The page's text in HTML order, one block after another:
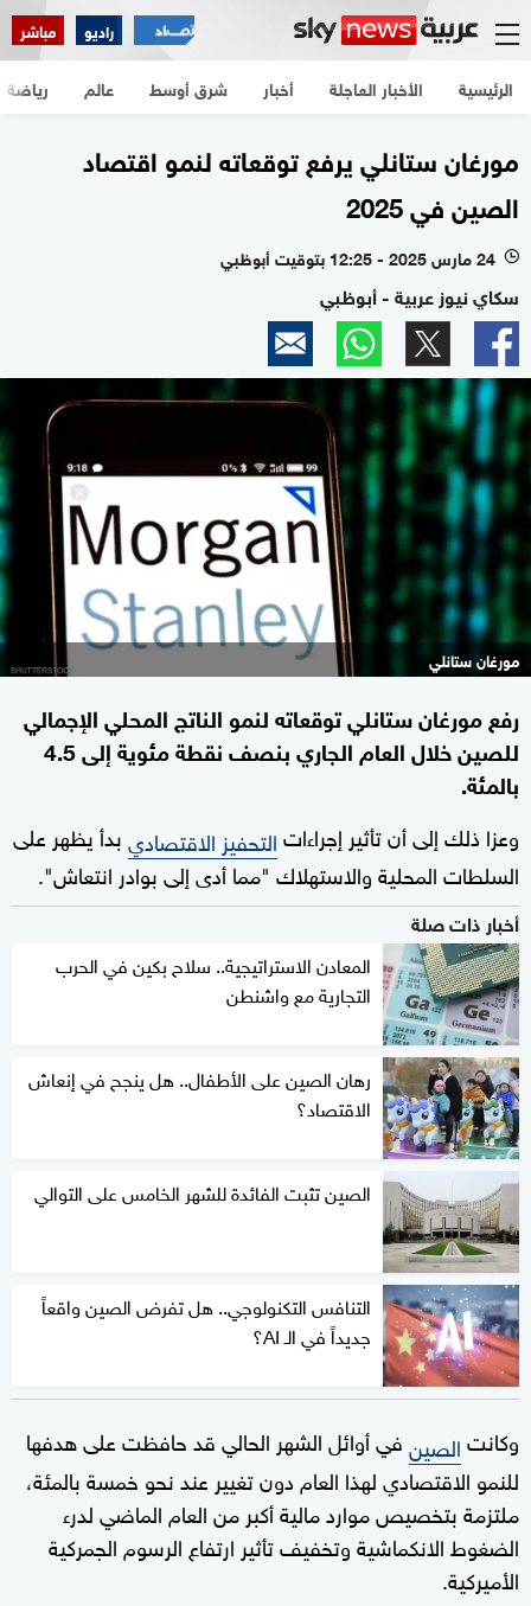
راديو مباشر
الرئيسية الأخبار العاجلة أخبار شرق أوسط عالم رياضة
مورغان ستانلي يرفع توقعاته لنمو اقتصاد
الصين في 2025
l 24 مارس 2025 - 12:25 بتوقيت أبوظبي
سكاي نيوز عربية - أبوظبي
مورغان ستانلي
رفع مورغان ستانلي توقعاته لنمو الناتج المحلي الإجمالي
للصين خلال العام الجاري بنصف نقطة مئوية إلى 4.5
بالمئة.
وعزا ذلك إلى أن تأثير إجراءاتالتحفيز الاقتصاديبدأ يظهر على
السلطات المحلية والاستهلاك "مما أدى إلى بوادر انتعاش".
أخبار ذات صلة
المعادن الاستراتيجية.. سلاح بكين في الحرب
التجارية مع واشنطن
رهان الصين على الأطفال.. هل ينجح في إنعاش
الاقتصاد؟
الصين تثبت الفائدة للشهر الخامس على التوالي
التنافس التكنولوجي.. هل تفرض الصين واقعاً
جديداً في الـ AI؟
وكانتالصينفي أوائل الشهر الحالي قد حافظت على هدفها
للنمو الاقتصادي لهذا العام دون تغيير عند نحو خمسة بالمئة،
ملتزمة بتخصيص موارد مالية أكبر من العام الماضي لدرء
الضغوط الانكماشية وتخفيف تأثير ارتفاع الرسوم الجمركية
الأميركية.